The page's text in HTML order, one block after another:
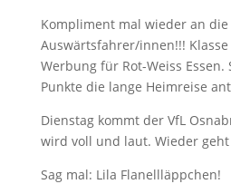
Kompliment mal wieder an die
Auswärtsfahrer/innen!!!
Werbung für Rot-Weiss Essen.
Punkte die lange Heimreise
Dienstag kommt der VfL
wird voll und laut. Wieder geht
Sag mal: Lila Flanellläppchen!